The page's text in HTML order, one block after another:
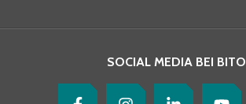
SOCIAL MEDIA BEI BITO